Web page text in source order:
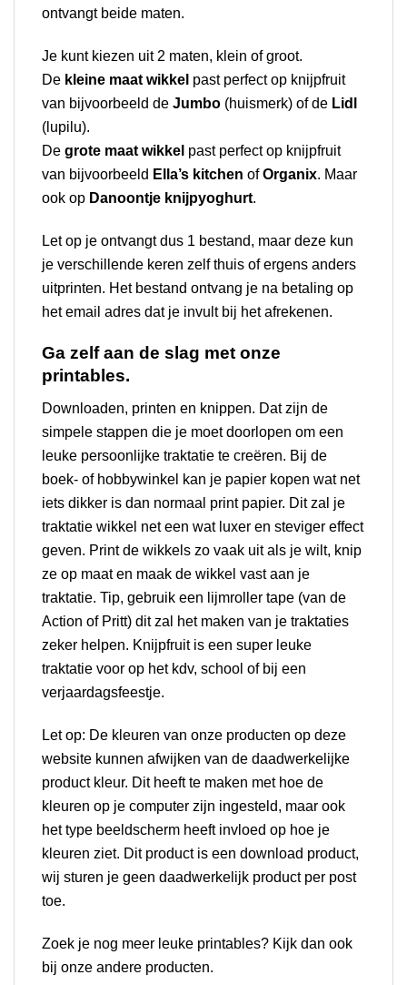
ontvangt beide maten.
Je kunt kiezen uit 2 maten, klein of groot.
De kleine maat wikkel past perfect op knijpfruit
van bijvoorbeeld de Jumbo (huismerk) of de Lidl
(lupilu).
De grote maat wikkel past perfect op knijpfruit
van bijvoorbeeld Ella’s kitchen ofOrganix. Maar
ook op Danoontje knijpyoghurt.
Let op je ontvangt dus 1 bestand, maar deze kun
je verschillende keren zelf thuis of ergens anders
uitprinten. Het bestand ontvang je na betaling op
het email adres dat je invult bij het afrekenen.
Ga zelf aan de slag met onze
printables.
Downloaden, printen en knippen. Dat zijn de
simpele stappen die je moet doorlopen om een
leuke persoonlijke traktatie te creëren. Bij de
boek- of hobbywinkel kan je papier kopen wat net
iets dikker is dan normaal print papier. Dit zal je
traktatie wikkel net een wat luxer en steviger effect
geven. Print de wikkels zo vaak uit als je wilt, knip
ze op maat en maak de wikkel vast aan je
traktatie. Tip, gebruik een lijmroller tape (van de
Action of Pritt) dit zal het maken van je traktaties
zeker helpen. Knijpfruit is een super leuke
traktatie voor op het kdv, school of bij een
verjaardagsfeestje.
Let op: De kleuren van onze producten op deze
website kunnen afwijken van de daadwerkelijke
product kleur. Dit heeft te maken met hoe de
kleuren op je computer zijn ingesteld, maar ook
het type beeldscherm heeft invloed op hoe je
kleuren ziet. Dit product is een download product,
wij sturen je geen daadwerkelijk product per post
toe.
Zoek je nog meer leuke printables? Kijk dan ook
bij onze andere producten.